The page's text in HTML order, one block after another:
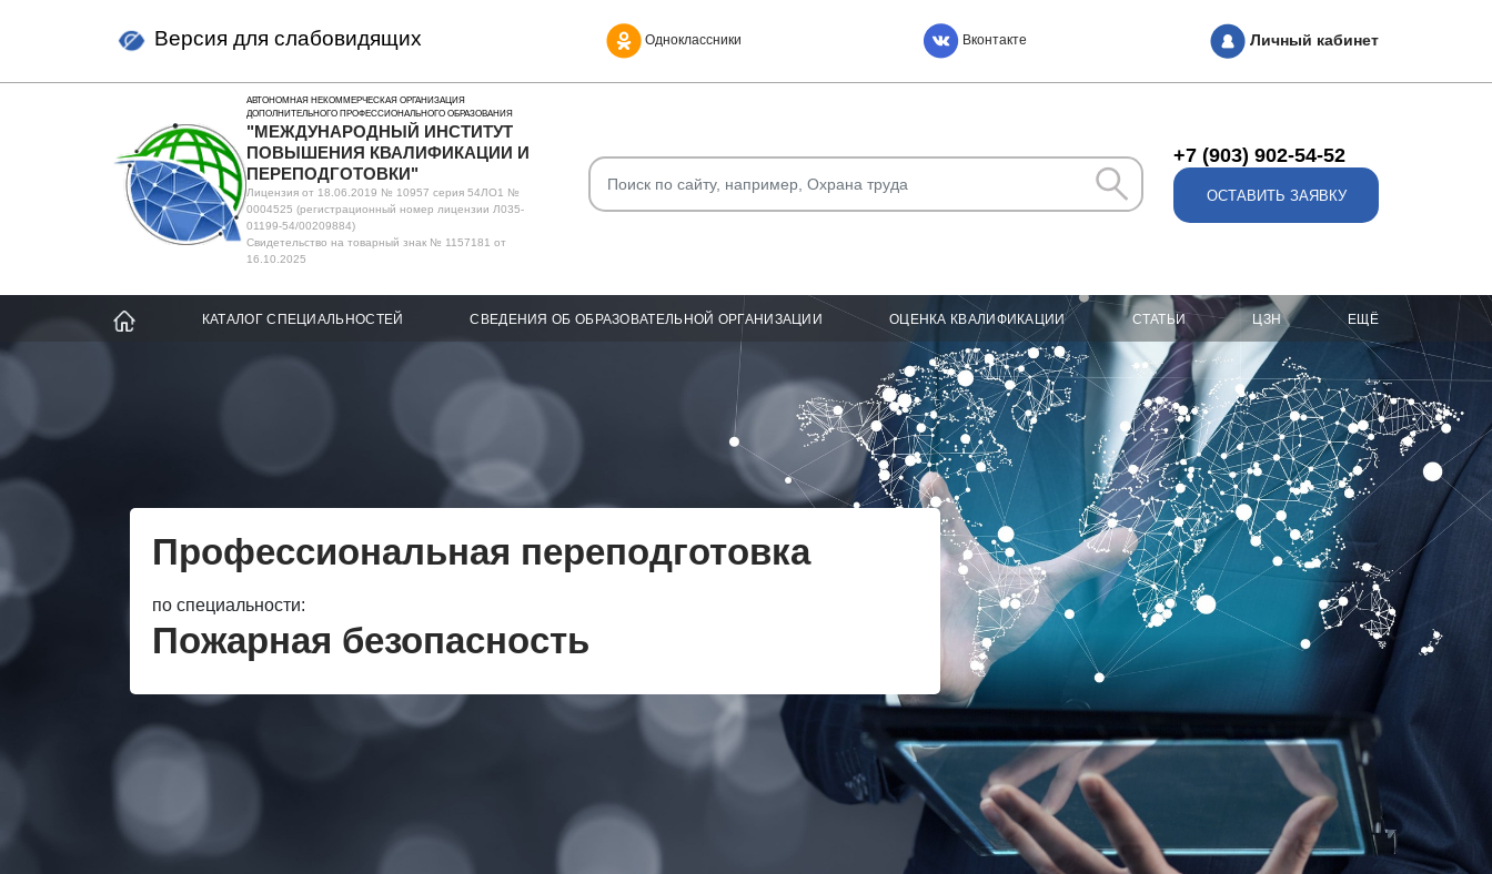
Версия для слабовидящих Одноклассники Вконтакте Личный кабинет
АВТОНОМНАЯ НЕКОММЕРЧЕСКАЯ ОРГАНИЗАЦИЯ
ДОПОЛНИТЕЛЬНОГО ПРОФЕССИОНАЛЬНОГО ОБРАЗОВАНИЯ
"МЕЖДУНАРОДНЫЙ ИНСТИТУТ
ПОВЫШЕНИЯ КВАЛИФИКАЦИИ И
ПЕРЕПОДГОТОВКИ"
Лицензия от 18.06.2019 № 10957 серия 54ЛО1 №
0004525 (регистрационный номер лицензии Л035-
01199-54/00209884)
Свидетельство на товарный знак № 1157181 от
16.10.2025
+7 (903) 902-54-52
ОСТАВИТЬ ЗАЯВКУ
КАТАЛОГ СПЕЦИАЛЬНОСТЕЙ СВЕДЕНИЯ ОБ ОБРАЗОВАТЕЛЬНОЙ ОРГАНИЗАЦИИ ОЦЕНКА КВАЛИФИКАЦИИ СТАТЬИ ЦЗН ЕЩЁ
Профессиональная переподготовка
по специальности:
Пожарная безопасность